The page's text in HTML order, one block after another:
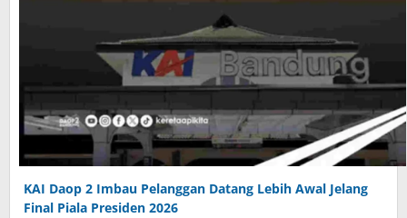
KAI Daop 2 Imbau Pelanggan Datang Lebih Awal Jelang
Final Piala Presiden 2026